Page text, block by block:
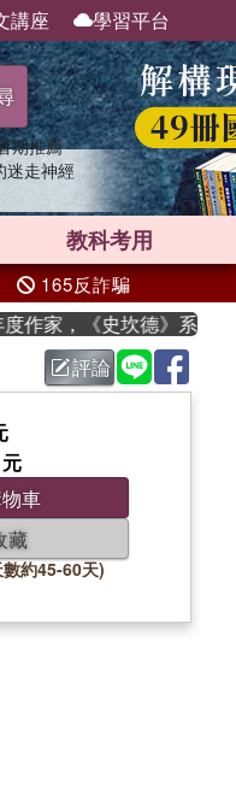
講座 學習平台
期推薦
迷走神經
教科考用
165反詐騙
，《史坎德》系列帶你
評論
元
車
藏
約45-60天)